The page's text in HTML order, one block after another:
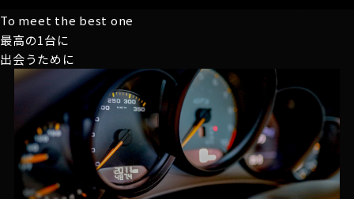
To meet the best one
最高の1台に
出会うために